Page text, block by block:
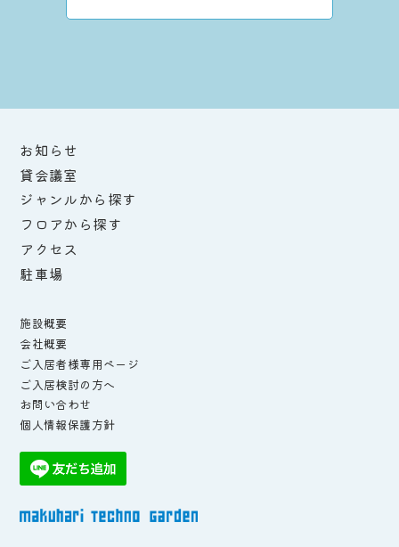
お知らせ
貸会議室
ジャンルから探す
フロアから探す
アクセス
駐車場
施設概要
会社概要
ご入居者様専用ページ
ご入居検討の方へ
お問い合わせ
個人情報保護方針